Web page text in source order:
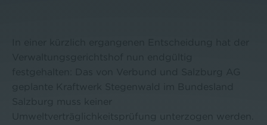
Umweltverträglichkeitsprüfung unterzogen werden.